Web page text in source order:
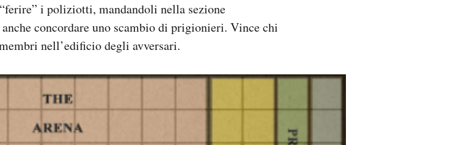
i poliziotti, mandandoli nella sezione
anche concordare uno scambio di prigionieri. Vince chi
nell’edificio degli avversari.